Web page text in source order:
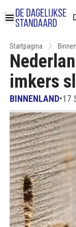
Startpagina
imkers
BINNENLAND•17